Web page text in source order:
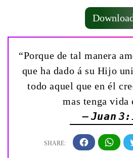
“Porque de tal manera
que ha dado á su Hijo
todo aquel que en él
mas tenga vida
— Juan